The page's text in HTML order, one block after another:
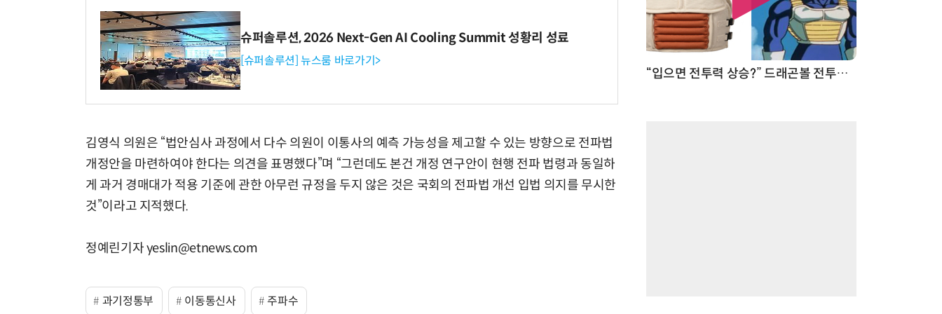
슈퍼솔루션, 2026 Next-Gen AI Cooling Summit 성황리 성료
[슈퍼솔루션] 뉴스룸 바로가기>
김영식 의원은 “법안심사 과정에서 다수 의원이 이통사의 예측 가능성을 제고할 수 있는 방향으로 전파법
개정안을 마련하여야 한다는 의견을 표명했다”며 “그런데도 본건 개정 연구안이 현행 전파 법령과 동일하
게 과거 경매대가 적용 기준에 관한 아무런 규정을 두지 않은 것은 국회의 전파법 개선 입법 의지를 무시한
것”이라고 지적했다.
정예린기자 yeslin@etnews.com
과기정통부 이동통신사 주파수
“입으면 전투력 상승?” 드래곤볼 전투복 닮은 중량조끼